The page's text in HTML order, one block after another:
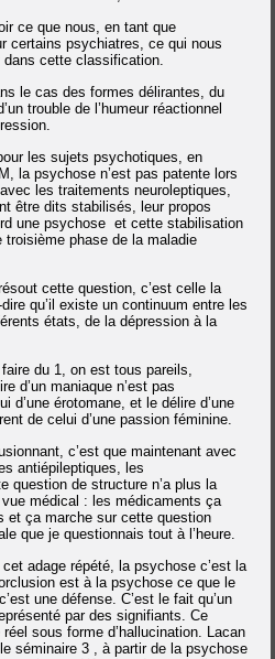
ce que nous, en tant que
certains psychiatres, ce qui nous
cette classification.
le cas des formes délirantes, du
trouble de l’humeur réactionnel
les sujets psychotiques, en
la psychose n’est pas patente lors
les traitements neuroleptiques,
être dits stabilisés, leur propos
une psychose et cette stabilisation
phase de la maladie
cette question, c’est celle la
qu’il existe un continuum entre les
états, de la dépression à la
du 1, on est tous pareils,
d’un maniaque n’est pas
d’une érotomane, et le délire d’une
de celui d’une passion féminine.
c’est que maintenant avec
antiépileptiques, les
question de structure n’a plus la
médical : les médicaments ça
et ça marche sur cette question
que je questionnais tout à l’heure.
adage répété, la psychose c’est la
est à la psychose ce que le
une défense.C’est le fait qu’un
par des signifiants. Ce
sous forme d’hallucination.
Lacan
séminaire 3 , à partir de la psychose